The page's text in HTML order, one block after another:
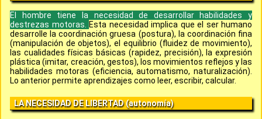
El hombre tiene la necesidad de desarrollar habilidades y
destrezas motoras.
Esta necesidad implica que el ser humano
desarrolle la coordinación gruesa (postura), la coordinación fina
(manipulación de objetos), el equilibrio (fluidez de movimiento),
las cualidades físicas básicas (rapidez, precisión), la expresión
plástica (imitar, creación, gestos), los movimientos reflejos y las
habilidades motoras (eficiencia, automatismo, naturalización).
Lo anterior permite aprendizajes como leer, escribir, calcular.
LA NECESIDAD DE LIBERTAD (autonomía)